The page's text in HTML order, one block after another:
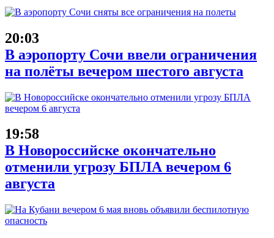
20:03
В аэропорту Сочи ввели ограничения
на полёты вечером шестого августа
19:58
В Новороссийске окончательно
отменили угрозу БПЛА вечером 6
августа